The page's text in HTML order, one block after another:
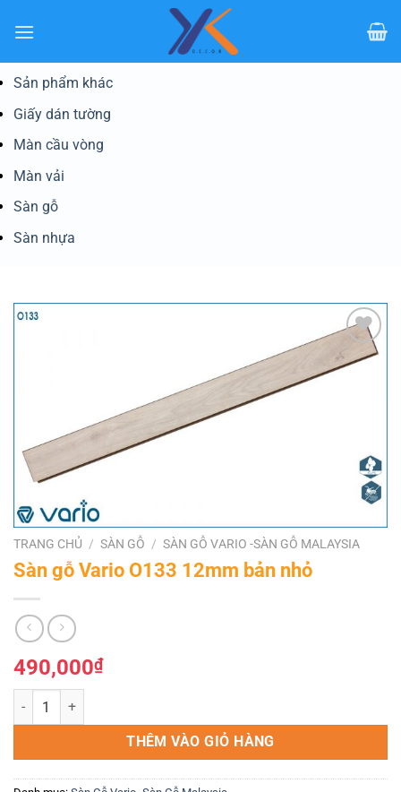
qua
dungSản phẩm khác
Giấy dán tường
Màn cầu vòng
Màn vải
Sàn gỗ
Sàn nhựa
Yêu
TRANG CHỦ / SÀN GỖ / SÀN GỖ VARIO -SÀN GỖ MALAYSIA
Sàn gỗ Vario O133 12mm bản nhỏ
490,000₫
Sàn gỗ Vario O133 12mm bản nhỏ số lượng
THÊM VÀO GIỎ HÀNG